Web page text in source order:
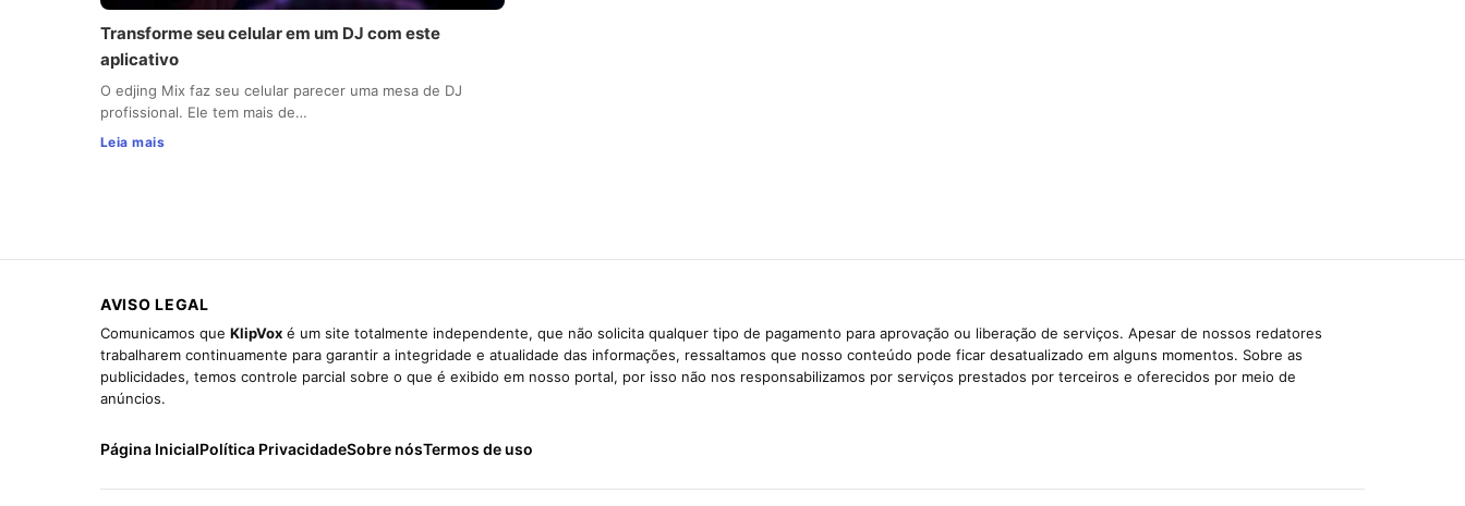
Transforme seu celular em um DJ com este
aplicativo
O edjing Mix faz seu celular parecer uma mesa de DJ
profissional. Ele tem mais de…
Leia mais
AVISO LEGAL
Comunicamos que KlipVox é um site totalmente independente, que não solicita qualquer tipo de pagamento para aprovação ou liberação de serviços. Apesar de nossos redatores
trabalharem continuamente para garantir a integridade e atualidade das informações, ressaltamos que nosso conteúdo pode ficar desatualizado em alguns momentos. Sobre as
publicidades, temos controle parcial sobre o que é exibido em nosso portal, por isso não nos responsabilizamos por serviços prestados por terceiros e oferecidos por meio de
anúncios.
Página InicialPolítica PrivacidadeSobre nósTermos de uso